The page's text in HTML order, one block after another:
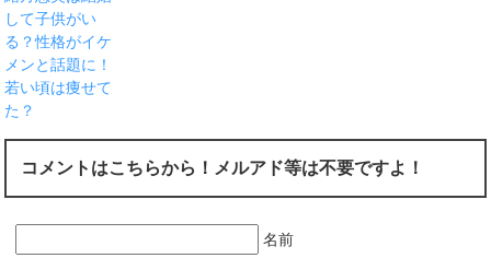
して子供がい
る？性格がイケ
メンと話題に！
若い頃は痩せて
た？
コメントはこちらから！メルアド等は不要ですよ！
名前